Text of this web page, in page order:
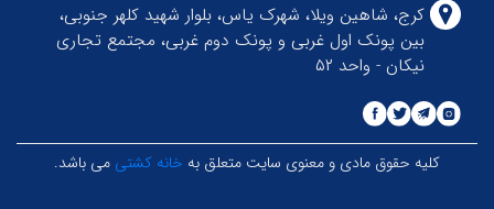
کرج، شاهین ویلا، شهرک یاس، بلوار شهید کلهر جنوبی،
بین پونک اول غربی و پونک دوم غربی، مجتمع تجاری
نیکان - واحد ۵۲
کلیه حقوق مادی و معنوی سایت متعلق به خانه کشتی می باشد.